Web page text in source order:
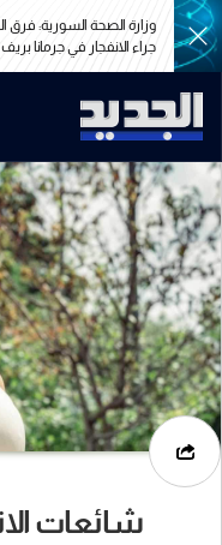
جراء الانفجار في جرمانا
جراء الانفجار في جرمانا
شائعات